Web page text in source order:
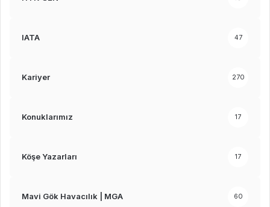
IATA 47
Kariyer 270
Konuklarımız 17
Köşe Yazarları 17
Mavi Gök Havacılık | MGA 60